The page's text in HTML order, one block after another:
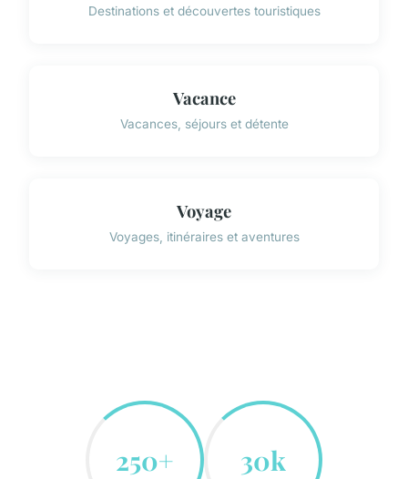
Destinations et découvertes touristiques
Vacance
Vacances, séjours et détente
Voyage
Voyages, itinéraires et aventures
250+ 30k